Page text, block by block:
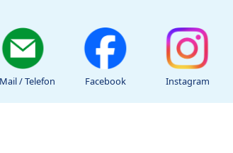
/ Telefon Facebook Instagram